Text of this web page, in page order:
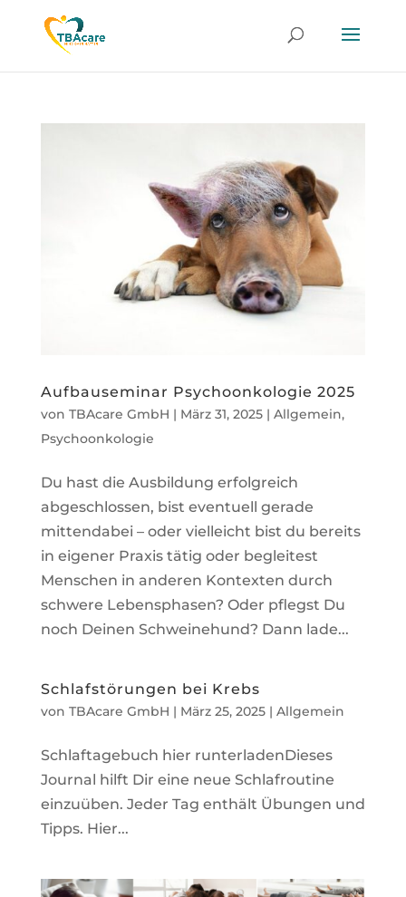
Aufbauseminar Psychoonkologie 2025
von TBAcare GmbH | März 31, 2025| Allgemein,
Psychoonkologie
Du hast die Ausbildung erfolgreich
abgeschlossen, bist eventuell gerade
mittendabei – oder vielleicht bist du bereits
in eigener Praxis tätig oder begleitest
Menschen in anderen Kontexten durch
schwere Lebensphasen? Oder pflegst Du
noch Deinen Schweinehund? Dann lade...
Schlafstörungen bei Krebs
von TBAcare GmbH | März 25, 2025| Allgemein
Schlaftagebuch hier runterladenDieses
Journal hilft Dir eine neue Schlafroutine
einzuüben. Jeder Tag enthält Übungen und
Tipps. Hier...